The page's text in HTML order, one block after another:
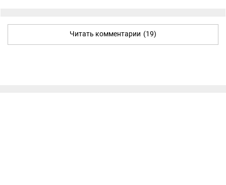
Читать комментарии (19)